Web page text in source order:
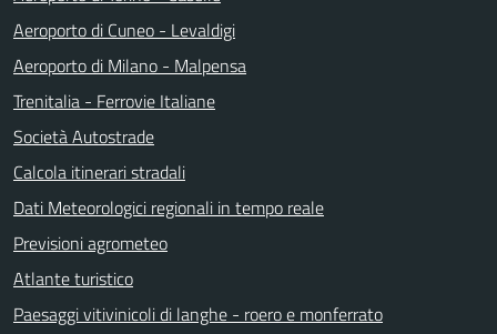
Aeroporto di Cuneo - Levaldigi
Aeroporto di Milano - Malpensa
Trenitalia - Ferrovie Italiane
Società Autostrade
Calcola itinerari stradali
Dati Meteorologici regionali in tempo reale
Previsioni agrometeo
Atlante turistico
Paesaggi vitivinicoli di langhe - roero e monferrato